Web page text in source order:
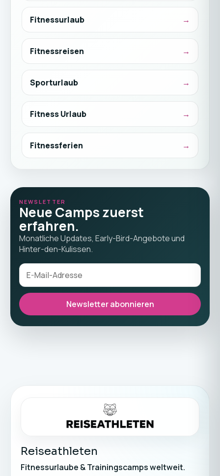
Fitnessurlaub
Fitnessreisen
Sporturlaub
Fitness Urlaub
Fitnessferien
NEWSLETTER
Neue Camps zuerst
erfahren.
Monatliche Updates, Early-Bird-Angebote und
Hinter-den-Kulissen.
Newsletter abonnieren
Reiseathleten
Fitnessurlaube & Trainingscamps weltweit.